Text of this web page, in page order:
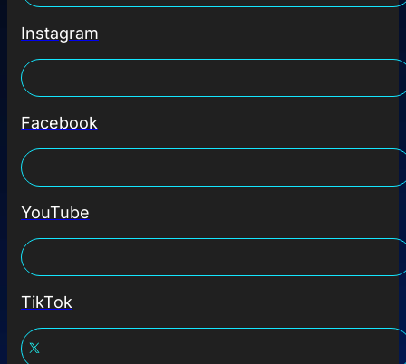
Instagram
Facebook
YouTube
TikTok